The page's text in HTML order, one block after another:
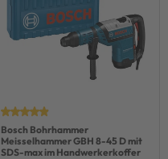
Bosch Bohrhammer
Meisselhammer GBH 8-45 D mit
SDS-max im Handwerkerkoffer